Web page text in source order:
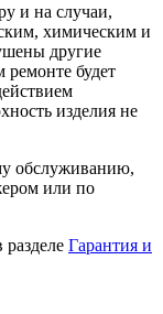
и на случаи,
химическим и
другие
ремонте будет
изделия не
обслуживанию,
или по
Гарантия и